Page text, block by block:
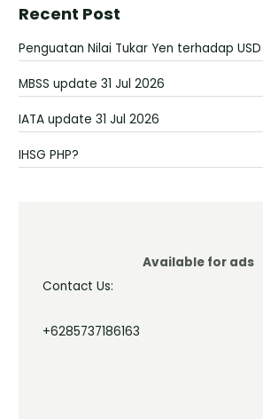
Recent Post
Penguatan Nilai Tukar Yen terhadap USD
MBSS update 31 Jul 2026
IATA update 31 Jul 2026
IHSG PHP?
Available for ads
Contact Us:
+6285737186163